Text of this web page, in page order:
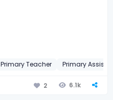
Primary Teacher Primary
2 6.1k